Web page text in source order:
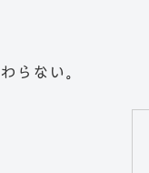
らない。